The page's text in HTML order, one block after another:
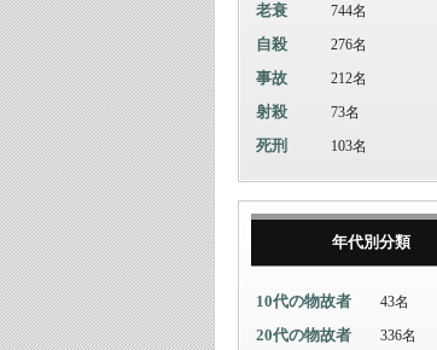
老衰 744名
自殺 276名
事故 212名
射殺 73名
死刑 103名
年代別分類
10代の物故者 43名
20代の物故者 336名